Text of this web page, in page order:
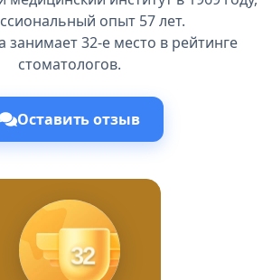
опыт 57 лет.
занимает 32-е место в рейтинге
стоматологов.
Оставить отзыв
32